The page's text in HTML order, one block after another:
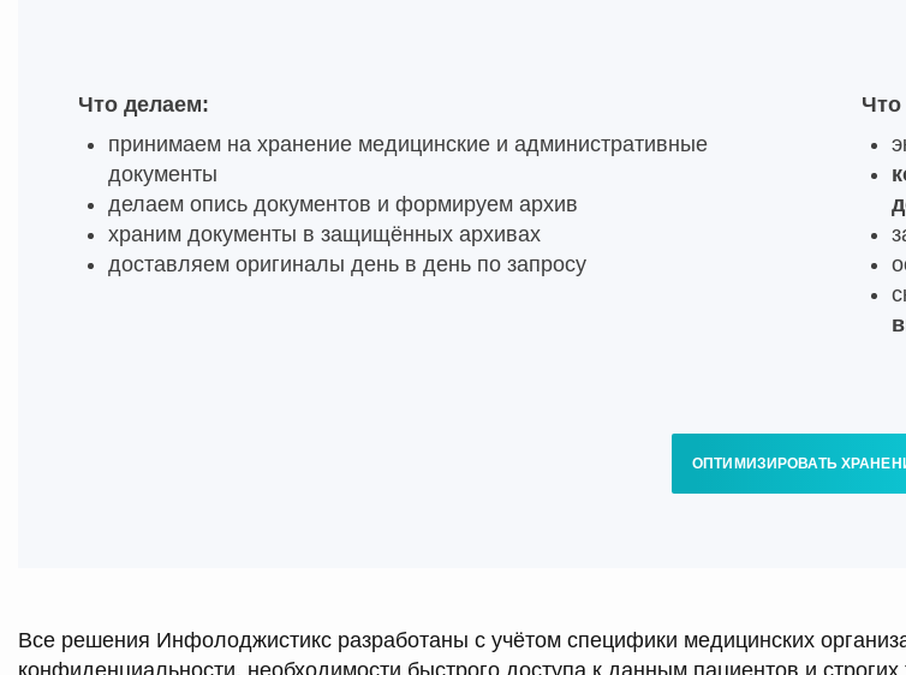
Что делаем:
принимаем на хранение медицинские и административные
документы
делаем опись документов и формируем архив
храним документы в защищённых архивах
доставляем оригиналы день в день по запросу
Что
ОПТИМИЗИРОВАТЬ
Все решения Инфолоджистикс разработаны с учётом специфики медицинских
конфиденциальности, необходимости быстрого доступа к данным пациентов и